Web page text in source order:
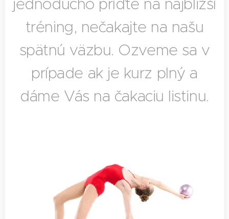
jednoducho príďte na najbližší
tréning, nečakajte na našu
spätnú väzbu. Ozveme sa v
prípade ak je kurz plný a
dáme Vás na čakaciu listinu.